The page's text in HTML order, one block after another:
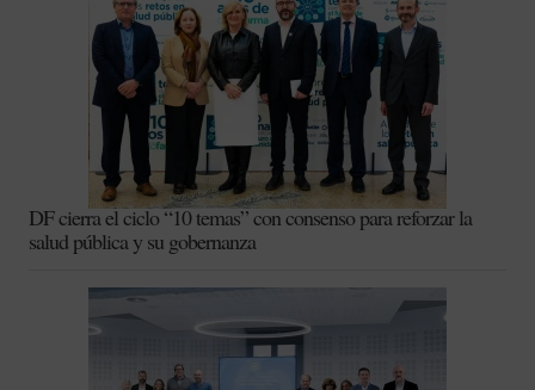
DF cierra el ciclo “10 temas” con consenso para reforzar la
salud pública y su gobernanza